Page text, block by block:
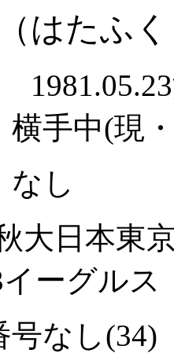
はたふ
手中(現
し
大日本東
イーグルス
なし(34)